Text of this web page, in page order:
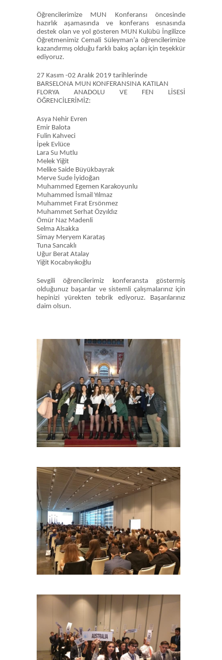
Öğrencilerimize MUN Konferansı öncesinde
hazırlık aşamasında ve konferans esnasında
destek olan ve yol gösteren MUN Kulübü İngilizce
Öğretmenimiz Cemali Süleyman’a öğrencilerimize
kazandırmış olduğu farklı bakış açıları için teşekkür
ediyoruz.
27 Kasım -02 Aralık 2019 tarihlerinde
BARSELONA MUN KONFERANSINA KATILAN
FLORYA ANADOLU VE FEN LİSESİ
ÖĞRENCİLERİMİZ:
Asya Nehir Evren
Emir Balota
Fulin Kahveci
İpek Evlüce
Lara Su Mutlu
Melek Yiğit
Melike Saide Büyükbayrak
Merve Sude İyidoğan
Muhammed Egemen Karakoyunlu
Muhammed İsmail Yılmaz
Muhammet Fırat Ersönmez
Muhammet Serhat Özyıldız
Ömür Naz Madenli
Selma Alsakka
Simay Meryem Karataş
Tuna Sancaklı
Uğur Berat Atalay
Yiğit Kocabıyıkoğlu
Sevgili öğrencilerimiz konferansta göstermiş
olduğunuz başarılar ve sistemli çalışmalarınız için
hepinizi yürekten tebrik ediyoruz. Başarılarınız
daim olsun.